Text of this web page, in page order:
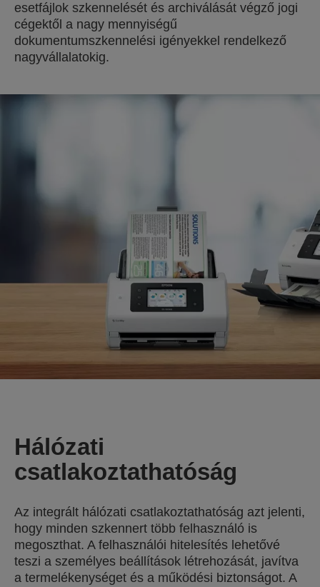
esetfájlok szkennelését és archiválását végző jogi
cégektől a nagy mennyiségű
dokumentumszkennelési igényekkel rendelkező
nagyvállalatokig.
Hálózati
csatlakoztathatóság
Az integrált hálózati csatlakoztathatóság azt jelenti,
hogy minden szkennert több felhasználó is
megoszthat. A felhasználói hitelesítés lehetővé
teszi a személyes beállítások létrehozását, javítva
a termelékenységet és a működési biztonságot. A